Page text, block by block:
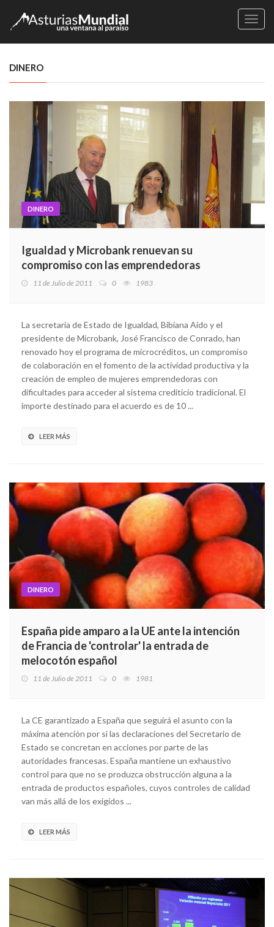
DINERO
DINERO
Igualdad y Microbank renuevan su
compromiso con las emprendedoras
11 de Julio de 2011 0 1983
La secretaria de Estado de Igualdad, Bibiana Aído y el
presidente de Microbank, José Francisco de Conrado, han
renovado hoy el programa de microcréditos, un compromiso
de colaboración en el fomento de la actividad productiva y la
creación de empleo de mujeres emprendedoras con
dificultades para acceder al sistema crediticio tradicional. El
importe destinado para el acuerdo es de 10 ...
LEER MÁS
DINERO
España pide amparo a la UE ante la intención
de Francia de 'controlar' la entrada de
melocotón español
11 de Julio de 2011 0 1981
La CE garantizado a España que seguirá el asunto con la
máxima atención por si las declaraciones del Secretario de
Estado se concretan en acciones por parte de las
autoridades francesas. España mantiene un exhaustivo
control para que no se produzca obstrucción alguna a la
entrada de productos españoles, cuyos controles de calidad
van más allá de los exigidos ...
LEER MÁS